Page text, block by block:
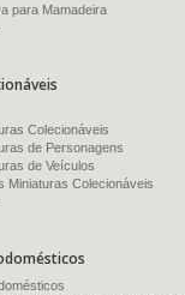
para Mamadeira
Colecionáveis
de Personagens
de Veículos
Miniaturas Colecionáveis